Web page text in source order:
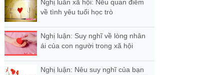
Nghị luân xã hội: Nêu quan điểm
về tình yêu tuổi học trò
Nghị luận: Suy nghĩ về lòng nhân
ái của con người trong xã hội
Nghị luận: Nêu suy nghĩ của bạn